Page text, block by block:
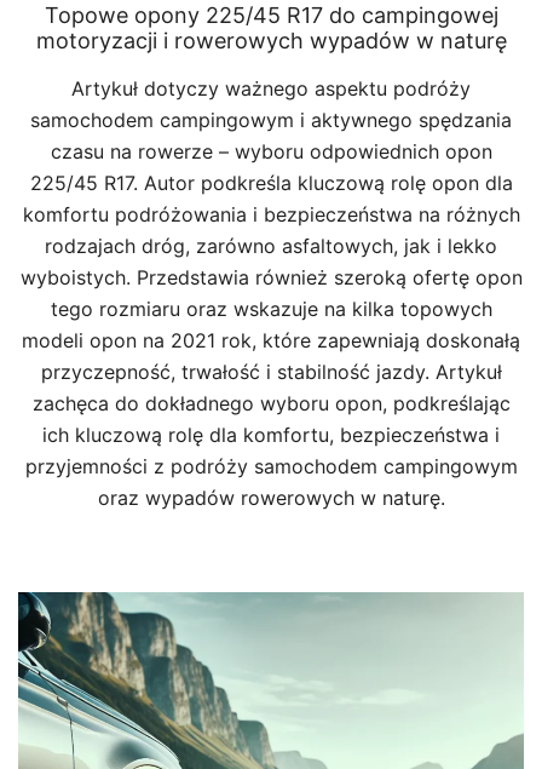
Topowe opony 225/45 R17 do campingowej
motoryzacji i rowerowych wypadów w naturę
Artykuł dotyczy ważnego aspektu podróży
samochodem campingowym i aktywnego spędzania
czasu na rowerze – wyboru odpowiednich opon
225/45 R17. Autor podkreśla kluczową rolę opon dla
komfortu podróżowania i bezpieczeństwa na różnych
rodzajach dróg, zarówno asfaltowych, jak i lekko
wyboistych. Przedstawia również szeroką ofertę opon
tego rozmiaru oraz wskazuje na kilka topowych
modeli opon na 2021 rok, które zapewniają doskonałą
przyczepność, trwałość i stabilność jazdy. Artykuł
zachęca do dokładnego wyboru opon, podkreślając
ich kluczową rolę dla komfortu, bezpieczeństwa i
przyjemności z podróży samochodem campingowym
oraz wypadów rowerowych w naturę.